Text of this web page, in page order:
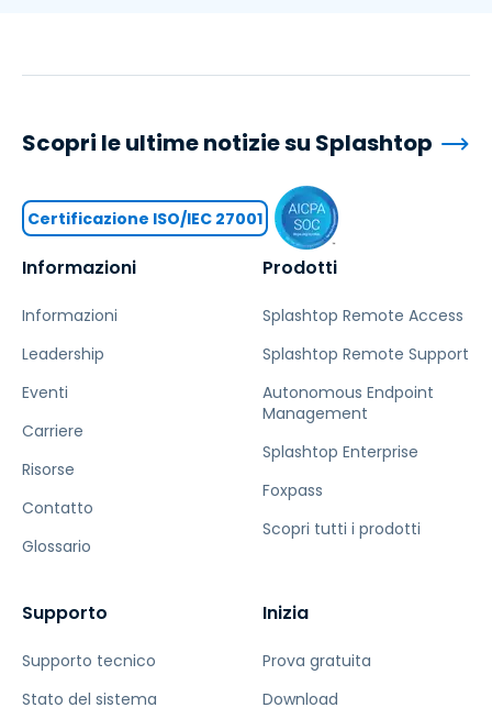
Informazioni
Informazioni
Leadership
Eventi
Carriere
Risorse
Contatto
Glossario
Prodotti
Splashtop Remote Access
Splashtop Remote Support
Autonomous Endpoint
Management
Splashtop Enterprise
Foxpass
Scopri tutti i prodotti
Supporto
Supporto tecnico
Stato del sistema
Inizia
Prova gratuita
Download
Scopri le ultime notizie su Splashtop
Certificazione ISO/IEC 27001